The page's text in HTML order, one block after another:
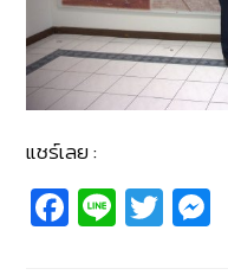
แชร์เลย :
Fa
c
Li
n
T
wi